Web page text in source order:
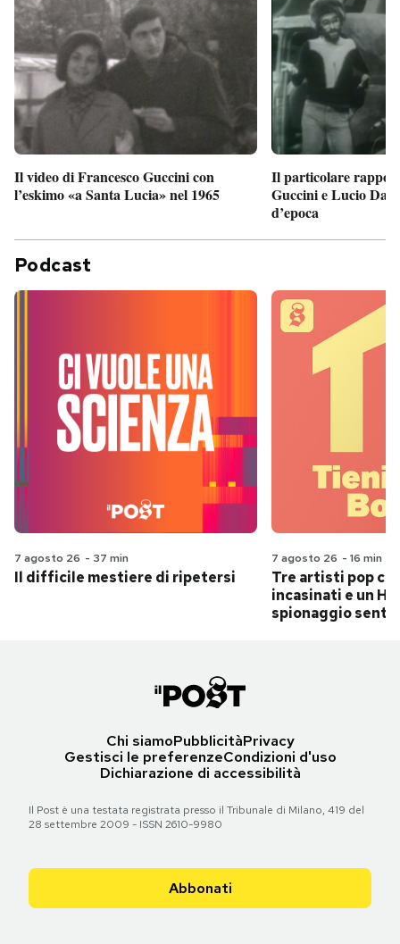
Il video di Francesco Guccini con
l’eskimo «a Santa Lucia» nel 1965
Il particolare
Guccini e Lucio
d’epoca
Podcast
7 agosto 26 - 37 min
Il difficile mestiere di ripetersi
7 agosto 26 - 16 min
Tre artisti pop
incasinati e un
spionaggio
Chi siamoPubblicitàPrivacy
Gestisci le preferenzeCondizioni d'uso
Dichiarazione di accessibilità
Il Post è una testata registrata presso il Tribunale di Milano, 419 del
28 settembre 2009 - ISSN 2610-9980
Abbonati